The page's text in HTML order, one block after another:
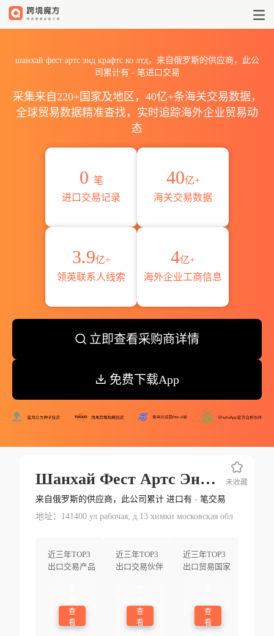
шанхай фест артс энд крафтс ко лтд，来自俄罗斯的供应商，此公
司累计有 -笔进口交易
采集来自220+国家及地区，40亿+条海关交易数据，
全球贸易数据精准查找，实时追踪海外企业贸易动
态
0 笔
进口交易记录
40亿+
海关交易数据
3.9亿+
领英联系人线索
4亿+
海外企业工商信息
立即查看采购商详情
免费下载App
Шанхай Фест Артс Энд Крафтс Ко Лтд
来自俄罗斯的供应商，此公司累计 进口有 -笔交易
地址：141400 ул.рабочая, д.13 химки московская обл
近三年TOP3
出口交易产品
查
看
近三年TOP3
出口交易伙伴
查
看
近三年TOP3
出口贸易国家
查
看
未收藏